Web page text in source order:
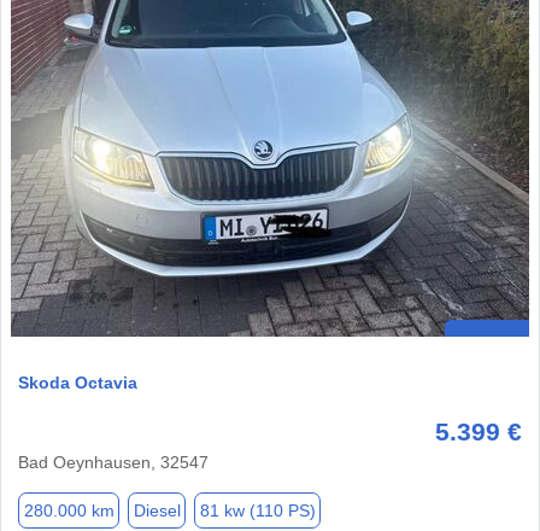
Skoda Octavia
5.399 €
Bad Oeynhausen, 32547
280.000 km Diesel 81 kw (110 PS)